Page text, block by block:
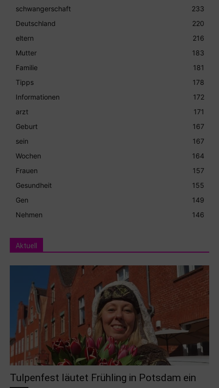
schwangerschaft
233
Deutschland
220
eltern
216
Mutter
183
Familie
181
Tipps
178
Informationen
172
arzt
171
Geburt
167
sein
167
Wochen
164
Frauen
157
Gesundheit
155
Gen
149
Nehmen
146
Aktuell
Tulpenfest läutet Frühling in Potsdam ein